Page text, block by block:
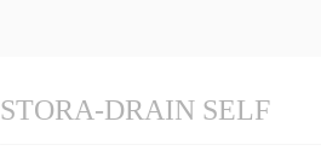
STORA-DRAIN SELF